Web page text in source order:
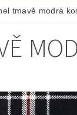
tmavě modrá